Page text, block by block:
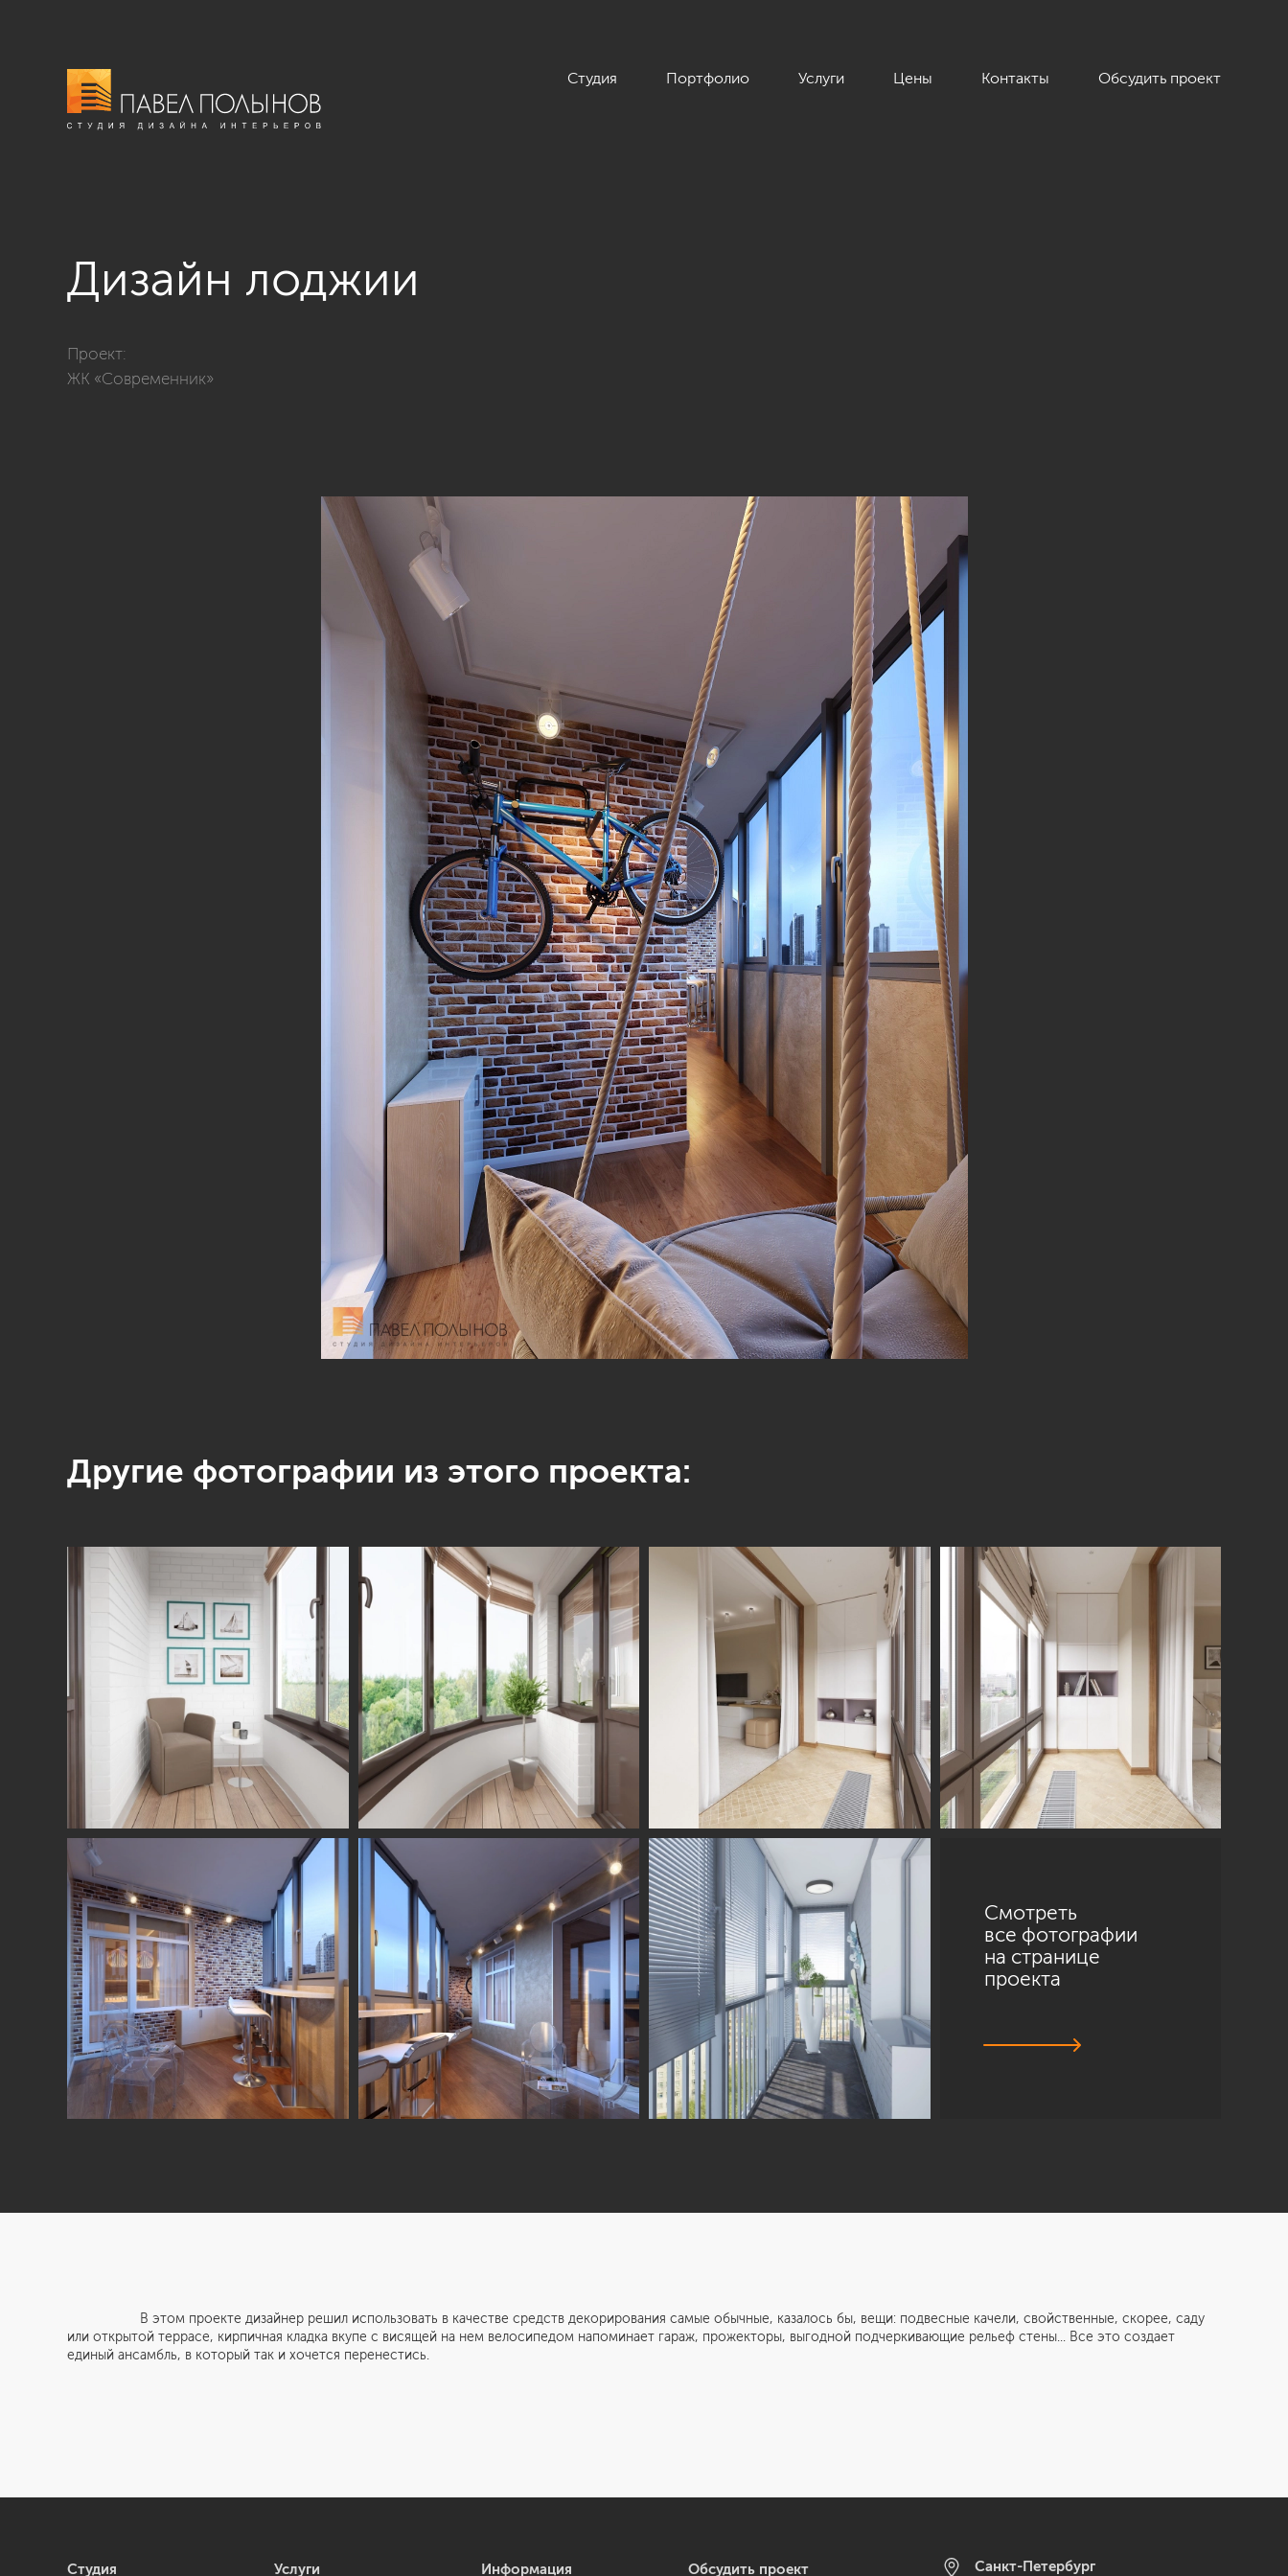
Студия Портфолио Услуги Цены Контакты Обсудить проект
Дизайн лоджии
Проект:
ЖК «Современник»
Другие фотографии из этого проекта:
Смотреть
все фотографии
на странице
проекта
В этом проекте дизайнер решил использовать в качестве средств декорирования самые обычные, казалось бы, вещи: подвесные качели, свойственные, скорее, саду
или открытой террасе, кирпичная кладка вкупе с висящей на нем велосипедом напоминает гараж, прожекторы, выгодной подчеркивающие рельеф стены... Все это создает
единый ансамбль, в который так и хочется перенестись.
Студия Услуги Информация Обсудить проект Санкт-Петербург